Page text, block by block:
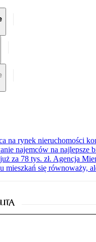
na rynek nieruchomości
najemców na najlepsze
za 78 tys. zł. Agencja
mieszkań się równoważy,